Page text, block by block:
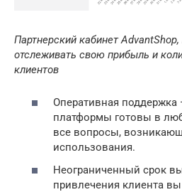
Партнерский кабинет
отслеживать свою прибыль и
клиентов
Оперативная
платформы готовы в
все вопросы,
использования.
Неограниченный срок
привлечения клиента вы